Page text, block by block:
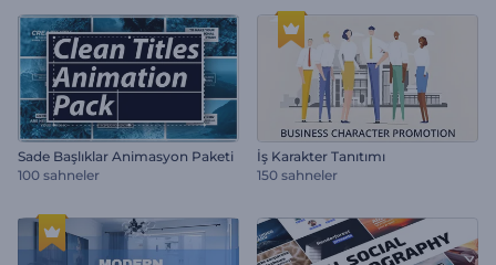
Sade Başlıklar Animasyon Paketi
100 sahneler
İş Karakter Tanıtımı
150 sahneler